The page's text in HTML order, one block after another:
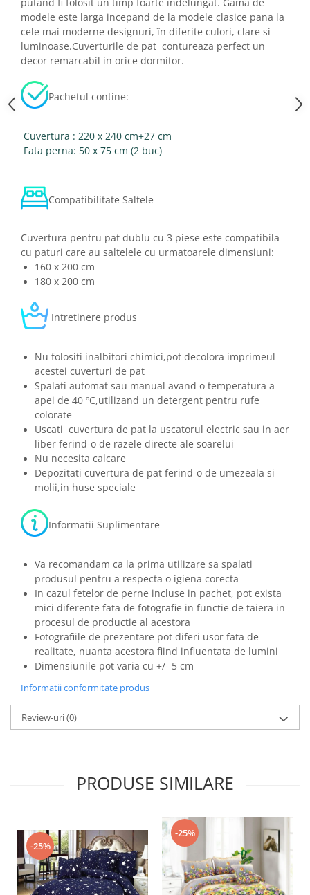
putând fi folosit un timp foarte îndelungat. Gama de
modele este larga incepand de la modele clasice pana la
cele mai moderne designuri, în diferite culori, clare si
luminoase.Cuverturile de pat contureaza perfect un
decor remarcabil in orice dormitor.
Pachetul contine:
Cuvertura : 220 x 240 cm+27 cm
Fata perna: 50 x 75 cm (2 buc)
Compatibilitate Saltele
Cuvertura pentru pat dublu cu 3 piese este compatibila
cu paturi care au saltelele cu urmatoarele dimensiuni:
160 x 200 cm
180 x 200 cm
Intretinere produs
Nu folositi inalbitori chimici,pot decolora imprimeul
acestei cuverturi de pat
Spalati automat sau manual avand o temperatura a
apei de 40 ºC,utilizand un detergent pentru rufe
colorate
Uscati cuvertura de pat la uscatorul electric sau in aer
liber ferind-o de razele directe ale soarelui
Nu necesita calcare
Depozitati cuvertura de pat ferind-o de umezeala si
molii,in huse speciale
Informatii Suplimentare
Va recomandam ca la prima utilizare sa spalati
produsul pentru a respecta o igiena corecta
In cazul fetelor de perne incluse in pachet, pot exista
mici diferente fata de fotografie in functie de taiera in
procesul de productie al acestora
Fotografiile de prezentare pot diferi usor fata de
realitate, nuanta acestora fiind influentata de lumini
Dimensiunile pot varia cu +/- 5 cm
Informatii conformitate produs
Review-uri(0)
PRODUSE SIMILARE
-25%
-25%